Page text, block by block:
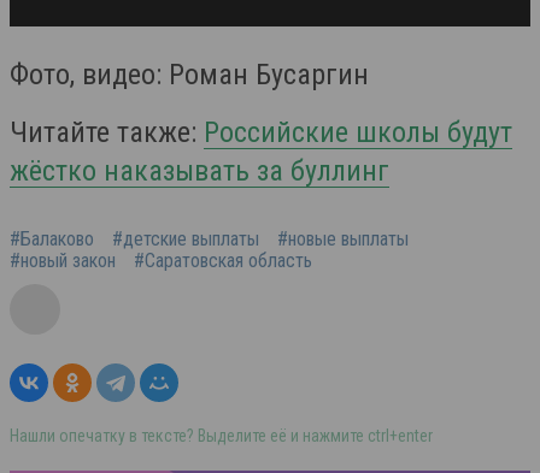
Фото, видео: Роман Бусаргин
Читайте также: Российские школы будут
жёстко наказывать за буллинг
#Балаково #детские выплаты
#новые выплаты
#новый закон
#Саратовская область
Нашли опечатку в тексте? Выделите её и нажмите ctrl+enter